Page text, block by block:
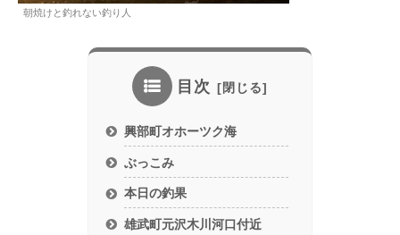
朝焼けと釣れない釣り人
目次
興部町オホーツク海
ぶっこみ
本日の釣果
雄武町元沢木川河口付近